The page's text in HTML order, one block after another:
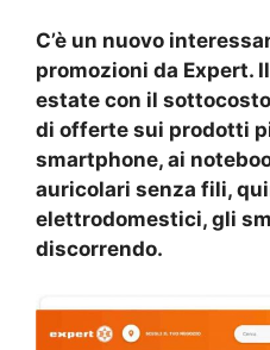
C’è un nuovo
promozioni da Expert.
estate con il
di offerte sui prodotti
smartphone, ai
auricolari senza fili,
elettrodomestici, gli
discorrendo.